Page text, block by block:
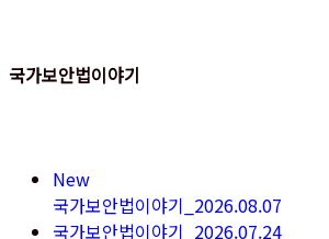
국가보안법이야기
New
국가보안법이야기_2026.08.07
국가보안법이야기_2026.07.24